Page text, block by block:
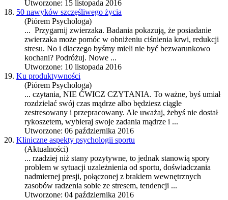
Utworzone: 15 listopada 2016
18. 50 nawyków szczęśliwego życia
(Piórem Psychologa)
... Przygarnij zwierzaka. Badania pokazują, że posiadanie
zwierzaka może pomóc w obniżeniu ciśnienia krwi, redukcji
stresu. No i dlaczego byśmy mieli nie być bezwarunkowo
kochani? Podróżuj. Nowe ...
Utworzone: 10 listopada 2016
19. Ku produktywności
(Piórem Psychologa)
... czytania, NIE ĆWICZ CZYTANIA. To ważne, byś umiał
rozdzielać swój czas mądrze albo będziesz ciągle
zestresowany i przepracowany. Ale uważaj, żebyś nie dostał
rykoszetem, wybieraj swoje zadania mądrze i ...
Utworzone: 06 października 2016
20. Kliniczne aspekty psychologii sportu
(Aktualności)
... rzadziej niż stany pozytywne, to jednak stanowią spory
problem w sytuacji uzależnienia od sportu, doświadczania
nadmiernej presji, połączonej z brakiem wewnętrznych
zasobów radzenia sobie ze stresem, tendencji ...
Utworzone: 04 października 2016